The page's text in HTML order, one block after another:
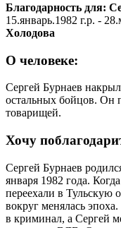
Благодарность для:
15.январь.1982 г.р. -
Холодова
О человеке:
Сергей Бурнаев
остальных бойцов. Он
товарищей.
Хочу
Сергей Бурнаев
января 1982 года.
переехали в Тульскую
вокруг менялась
в криминал, а Сергей